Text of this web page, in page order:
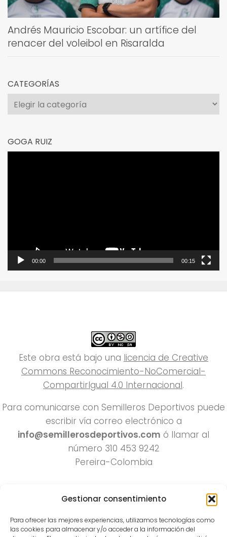
Gestionar consentimiento
Para ofrecer las mejores experiencias, utilizamos tecnologías como
las cookies para almacenar y/o acceder a la información del
Andrés Mauricio Escobar: un artífice del
renacer del voleibol en Risaralda
CATEGORÍAS
Categorías
GOGA RUIZ
00:00 00:15
Este obra está bajo una licencia de Creative
Commons Reconocimiento-NoComercial-
CompartirIgual 4.0 Internacional.
Para comunicarse con Semilleros Deportivos puede
escribir vía correo electrónico a
info@semillerosdeportivos.com ó llamar al
número 310 453 9242
Pereira-Colombia